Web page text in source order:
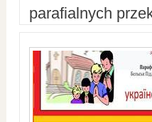
parafialnych